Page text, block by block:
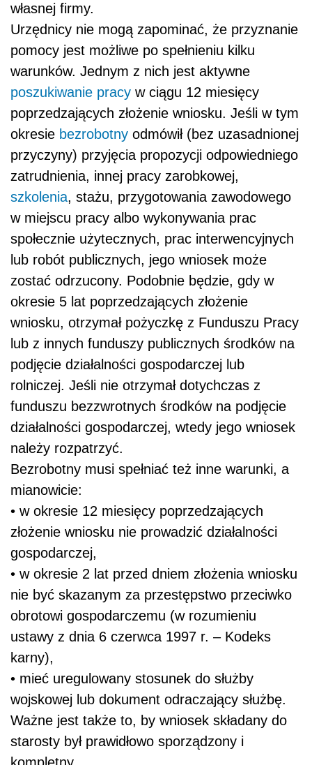
własnej firmy.
Urzędnicy nie mogą zapominać, że przyznanie
pomocy jest możliwe po spełnieniu kilku
warunków. Jednym z nich jest aktywne
poszukiwanie pracy w ciągu 12 miesięcy
poprzedzających złożenie wniosku. Jeśli w tym
okresie bezrobotny odmówił (bez uzasadnionej
przyczyny) przyjęcia propozycji odpowiedniego
zatrudnienia, innej pracy zarobkowej,
szkolenia, stażu, przygotowania zawodowego
w miejscu pracy albo wykonywania prac
społecznie użytecznych, prac interwencyjnych
lub robót publicznych, jego wniosek może
zostać odrzucony. Podobnie będzie, gdy w
okresie 5 lat poprzedzających złożenie
wniosku, otrzymał pożyczkę z Funduszu Pracy
lub z innych funduszy publicznych środków na
podjęcie działalności gospodarczej lub
rolniczej. Jeśli nie otrzymał dotychczas z
funduszu bezzwrotnych środków na podjęcie
działalności gospodarczej, wtedy jego wniosek
należy rozpatrzyć.
Bezrobotny musi spełniać też inne warunki, a
mianowicie:
• w okresie 12 miesięcy poprzedzających
złożenie wniosku nie prowadzić działalności
gospodarczej,
• w okresie 2 lat przed dniem złożenia wniosku
nie być skazanym za przestępstwo przeciwko
obrotowi gospodarczemu (w rozumieniu
ustawy z dnia 6 czerwca 1997 r. – Kodeks
karny),
• mieć uregulowany stosunek do służby
wojskowej lub dokument odraczający służbę.
Ważne jest także to, by wniosek składany do
starosty był prawidłowo sporządzony i